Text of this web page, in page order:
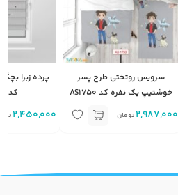
سرویس روتختی طرح پسر
خوشتیپ یک نفره کد AS1750
2,987,000 تومان
پرده زبرا
کد AS1749
2,450,000